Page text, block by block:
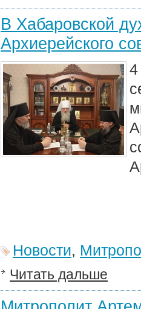
В Хабаровской
Архиерейского
Новости,
Читать дальше